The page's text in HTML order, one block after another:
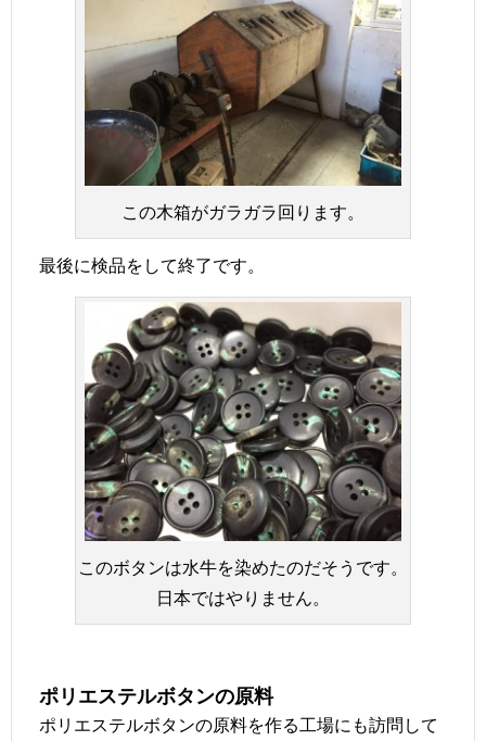
この木箱がガラガラ回ります。
最後に検品をして終了です。
このボタンは水牛を染めたのだそうです。
日本ではやりません。
ポリエステルボタンの原料
ポリエステルボタンの原料を作る工場にも訪問して